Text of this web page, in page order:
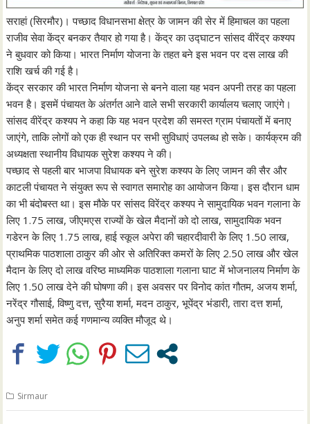
सराहां (सिरमौर)। पच्छाद विधानसभा क्षेत्र के जामन की सेर में हिमाचल का पहला
राजीव सेवा केंद्र बनकर तैयार हो गया है। केंद्र का उद्घाटन सांसद वीरेंद्र कश्यप
ने बुधवार को किया। भारत निर्माण योजना के तहत बने इस भवन पर दस लाख की
राशि खर्च की गई है।
केंद्र सरकार की भारत निर्माण योजना से बनने वाला यह भवन अपनी तरह का पहला
भवन है। इसमें पंचायत के अंतर्गत आने वाले सभी सरकारी कार्यालय चलाए जाएंगे।
सांसद वीरेंद्र कश्यप ने कहा कि यह भवन प्रदेश की समस्त ग्राम पंचायतों में बनाए
जाएंगे, ताकि लोगों को एक ही स्थान पर सभी सुविधाएं उपलब्ध हो सके। कार्यक्रम की
अध्यक्षता स्थानीय विधायक सुरेश कश्यप ने की।
पच्छाद से पहली बार भाजपा विधायक बने सुरेश कश्यप के लिए जामन की सैर और
काटली पंचायत ने संयुक्त रूप से स्वागत समारोह का आयोजन किया। इस दौरान धाम
का भी बंदोबस्त था। इस मौके पर सांसद विरेंद्र कश्यप ने सामुदायिक भवन गलाना के
लिए 1.75 लाख, जीएमएस राज्यों के खेल मैदानों को दो लाख, सामुदायिक भवन
गडेरन के लिए 1.75 लाख, हाई स्कूल अपेरा की चहारदीवारी के लिए 1.50 लाख,
प्राथमिक पाठशाला ठाकुर की ओर से अतिरिक्त कमरों के लिए 2.50 लाख और खेल
मैदान के लिए दो लाख वरिष्ठ माध्यमिक पाठशाला गलाना घाट में भोजनालय निर्माण के
लिए 1.50 लाख देने की घोषणा की। इस अवसर पर विनोद कांत गौतम, अजय शर्मा,
नरेंद्र गौसाई, विष्णु दत्त, सुरैया शर्मा, मदन ठाकुर, भूपेंद्र भंडारी, तारा दत्त शर्मा,
अनुप शर्मा समेत कई गणमान्य व्यक्ति मौजूद थे।
Sirmaur